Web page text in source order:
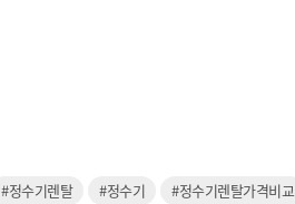
#정수기렌탈 #정수기 #정수기렌탈가격비교